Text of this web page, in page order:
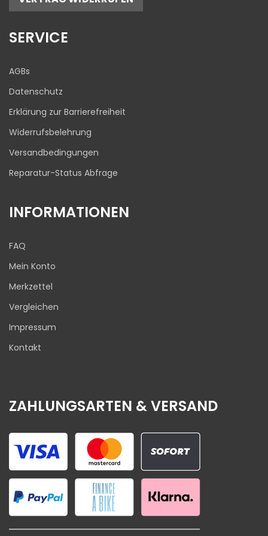
Bewertungen von
1
anderen Quelle
SERVICE
AGBs
Datenschutz
Erklärung zur Barrierefreiheit
Widerrufsbelehrung
Versandbedingungen
Reparatur-Status Abfrage
INFORMATIONEN
FAQ
Mein Konto
Merkzettel
Vergleichen
Impressum
Kontakt
ZAHLUNGSARTEN & VERSAND